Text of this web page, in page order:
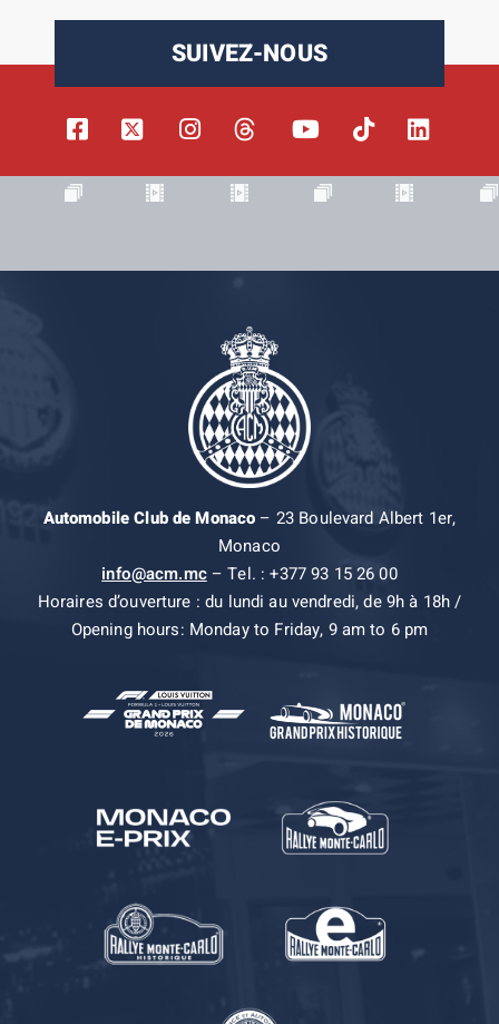
SUIVEZ-NOUS
Automobile Club de Monaco– 23 Boulevard Albert 1er,
Monaco
info@acm.mc– Tel. : +377 93 15 26 00
Horaires d’ouverture : du lundi au vendredi, de 9h à 18h /
Opening hours: Monday to Friday, 9 am to 6 pm